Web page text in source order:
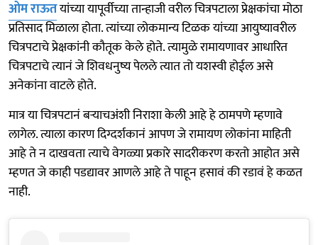
ओम राऊतयांच्या यापूर्वीच्या तान्हाजी वरील चित्रपटाला प्रेक्षकांचा मोठा
प्रतिसाद मिळाला होता. त्यांच्या लोकमान्य टिळक यांच्या आयुष्यावरील
चित्रपटाचे प्रेक्षकांनी कौतूक केले होते. त्यामुळे रामायणावर आधारित
चित्रपटाचे त्यानं जे शिवधनुष्य पेलले त्यात तो यशस्वी होईल असे
अनेकांना वाटले होते.
मात्र या चित्रपटानं बऱ्याचअंशी निराशा केली आहे हे ठामपणे म्हणावे
लागेल. त्याला कारण दिग्दर्शकानं आपण जे रामायण लोकांना माहिती
आहे ते न दाखवता त्याचे वेगळ्या प्रकारे सादरीकरण करतो आहोत असे
म्हणत जे काही पडद्यावर आणले आहे ते पाहून हसावं की रडावं हे कळत
नाही.